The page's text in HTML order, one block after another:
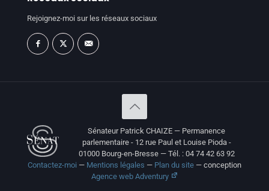
Rejoignez-moi sur les réseaux sociaux
Sénateur Patrick CHAIZE — Permanence
parlementaire - 12 rue Paul et Louise Pioda -
01000 Bourg-en-Bresse — Tél. : 04 74 42 63 92
Contactez-moi — Mentions légales — Plan du site — conception
Agence web Adventury